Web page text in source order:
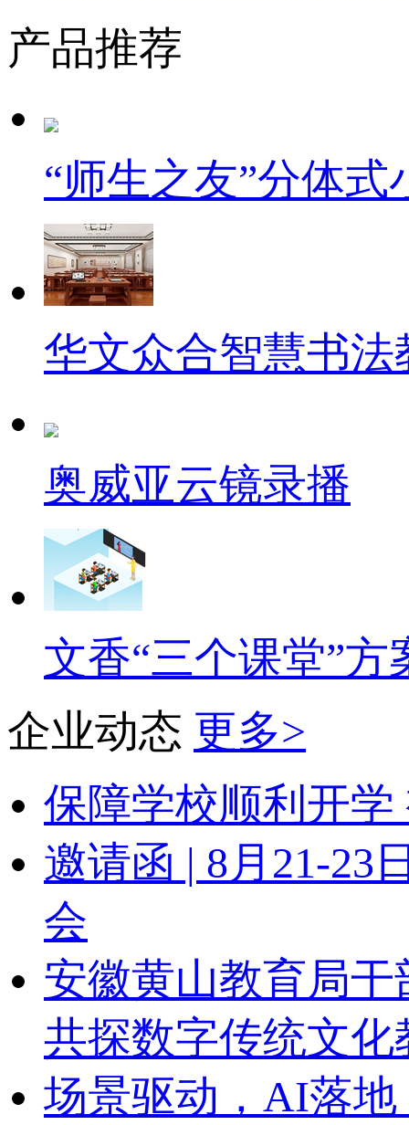
产品推荐
“师生之友”分体
华文众合智慧书法
奥威亚云镜录播
文香“三个课堂”方
企业动态 更多>
保障学校顺利开
邀请函 | 8月21-23
会
安徽黄山教育局
共探数字传统文化
场景驱动，AI落